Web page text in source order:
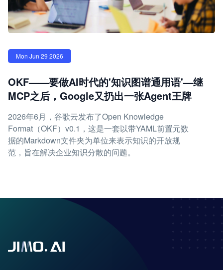
Mon Jun 29 2026
OKF——要做AI时代的'知识图谱通用语'—继
MCP之后，Google又扔出一张Agent王牌
2026年6月，谷歌云发布了Open Knowledge
Format（OKF）v0.1，这是一套以带YAML前置元数
据的Markdown文件夹为单位来表示知识的开放规
范，旨在解决企业知识分散的问题。